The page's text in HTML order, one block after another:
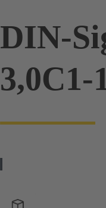
DIN-
3,0C1-